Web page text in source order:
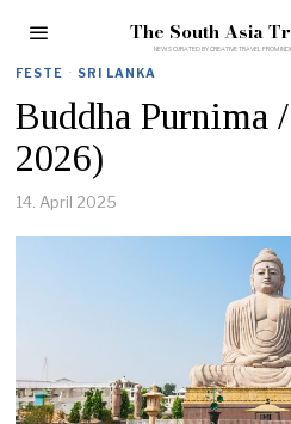
The South Asia
FESTE · SRI LANKA
Buddha Purnima
2026)
14. April 2025